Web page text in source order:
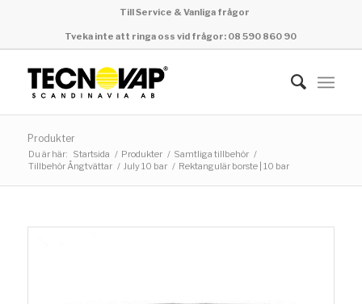
Till Service & Vanliga frågor
Tveka inte att ringa oss vid frågor: 08 590 860 90
Produkter
Du är här: Startsida / Produkter / Samtliga tillbehör /
Tillbehör Ångtvättar / July 10 bar / Rektangulär borste | 10 bar